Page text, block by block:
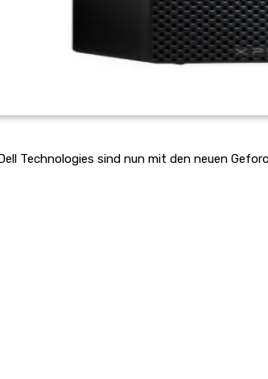
Technologies sind nun mit den neuen